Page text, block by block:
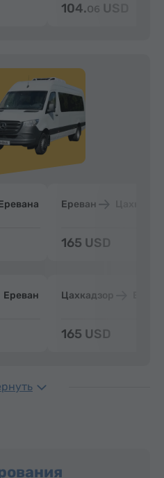
104.06 USD
Ереван
Ереван
165 USD
Цахкадзор
165 USD